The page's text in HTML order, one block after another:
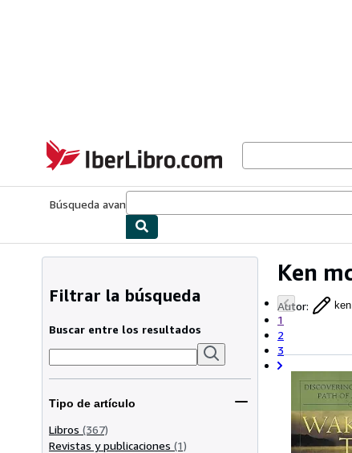
IberLibro.com
Búsqueda avanzada
Ken
Autor:
1
2
3
Filtrar la búsqueda
Buscar entre los resultados
Tipo de artículo
Libros (367)
Revistas y publicaciones (1)